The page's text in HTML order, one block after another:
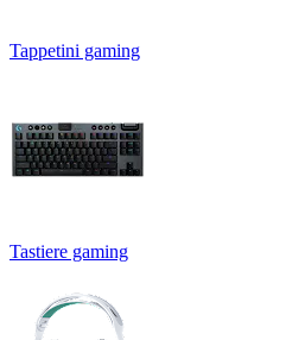
Tappetini gaming
Tastiere gaming